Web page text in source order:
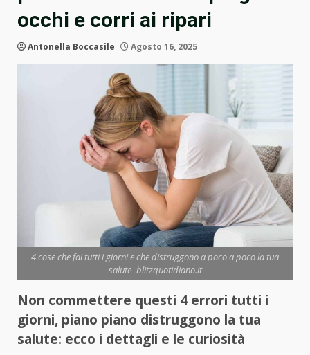
occhi e corri ai ripari
Antonella Boccasile Agosto 16, 2025
4 cose che fai tutti i giorni e che distruggono a poco a poco la tua
salute- blitzquotidiano.it
Non commettere questi 4 errori tutti i
giorni, piano piano distruggono la tua
salute: ecco i dettagli e le curiosità